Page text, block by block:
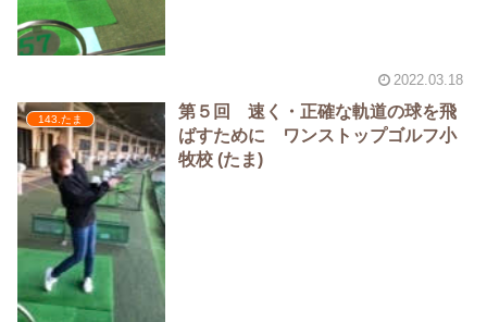
2022.03.18
143.たま
第５回 速く・正確な軌道の球を飛
ばすために ワンストップゴルフ小
牧校 (たま)